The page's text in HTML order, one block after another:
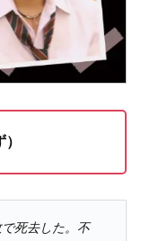
死去した。不